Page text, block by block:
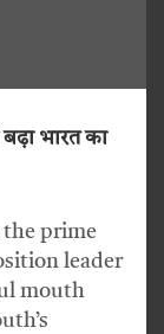
बढ़ा भारत का
prime
leader
mouth